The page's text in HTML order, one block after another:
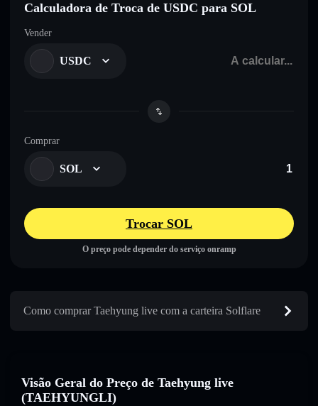
Calculadora de Troca de USDC para SOL
Vender
USDC
Comprar
SOL
Trocar SOL
O preço pode depender do serviço onramp
Como comprar Taehyung live com a carteira Solflare
Visão Geral do Preço de Taehyung live
(TAEHYUNGLI)